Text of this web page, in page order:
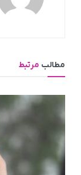
مطالب مرتبط